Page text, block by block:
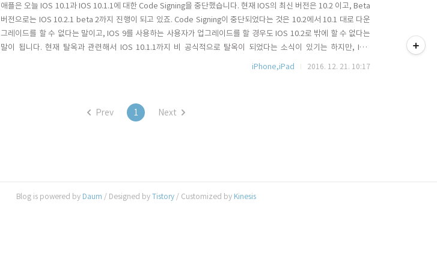
애플은 오늘 IOS 10.1과 IOS 10.1.1에 대한 Code Signing을 중단했습니다. 현재 IOS의 최신 버전은 10.2 이고, Beta
버전으로는 IOS 10.2.1 beta 2까지 진행이 되고 있죠. Code Signing이 중단되었다는 것은 10.2에서 10.1 대로 다운
그레이드를 할 수 없다는 말이고, IOS 9를 사용하는 사용자가 업그레이드를 할 경우도 IOS 10.2로 밖에 할 수 없다는
말이 됩니다. 현재 탈옥과 관련해서 IOS 10.1.1까지 비 공식적으로 탈옥이 되었다는 소식이 있기는 하지만, IOS
10.1.1까지 Code Signing이 중단되었으므로, 이제 발표를 한다해도 현재 IOS 10.1.1을 설치하여 사용하고 있는 사용
iPhone,iPad 2016. 12. 21. 10:17
Prev 1 Next
Blog is powered by Daum / Designed by Tistory/ Customized by Kinesis
티스토리툴바